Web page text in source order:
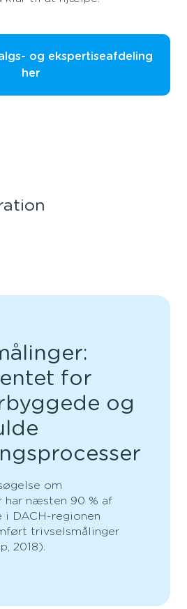
og ekspertiseafdeling
her
for
og
om
har næsten 90 % af
i DACH-regionen
trivselsmålinger
2018).